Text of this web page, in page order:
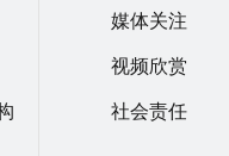
媒体关注
视频欣赏
社会责任